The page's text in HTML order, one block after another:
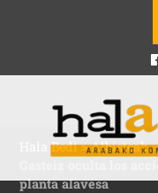
Hala Bedi>Albisteak
planta alavesa